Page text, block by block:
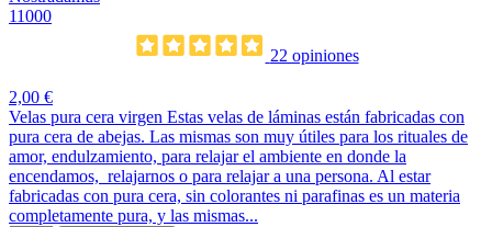
11000
22 opiniones
2,00 €
Velas pura cera virgen Estas velas de láminas están fabricadas con
pura cera de abejas. Las mismas son muy útiles para los rituales de
amor, endulzamiento, para relajar el ambiente en donde la
encendamos, relajarnos o para relajar a una persona. Al estar
fabricadas con pura cera, sin colorantes ni parafinas es un materia
completamente pura, y las mismas...